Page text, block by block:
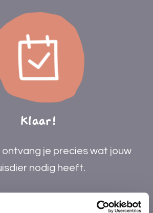
Klaar!
ontvang je precies wat jouw
nodig heeft.